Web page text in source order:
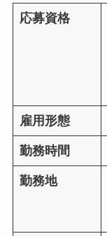
応募資格
雇用形態
勤務時間
勤務地